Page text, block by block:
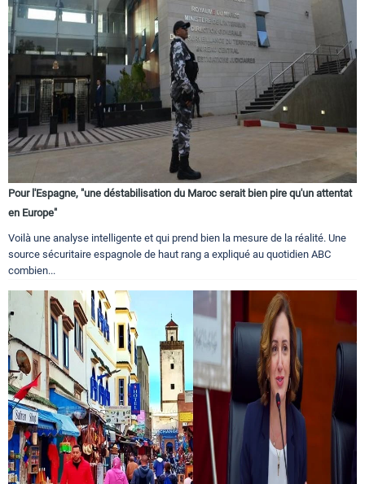
Pour l'Espagne, "une déstabilisation du Maroc serait bien pire qu'un attentat
en Europe"
Voilà une analyse intelligente et qui prend bien la mesure de la réalité. Une
source sécuritaire espagnole de haut rang a expliqué au quotidien ABC
combien...